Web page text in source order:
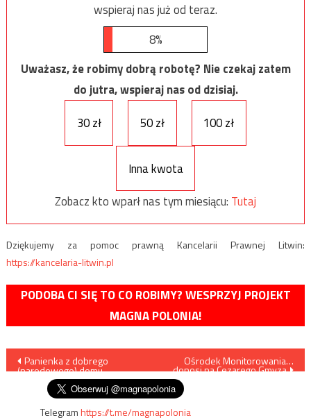
wspieraj nas już od teraz.
8%
Uważasz, że robimy dobrą robotę? Nie czekaj zatem
do jutra, wspieraj nas od dzisiaj.
30 zł
50 zł 100 zł
Inna kwota
Zobacz kto wparł nas tym miesiącu: Tutaj
Dziękujemy za pomoc prawną Kancelarii Prawnej Litwin:
https://kancelaria-litwin.pl
PODOBA CI SIĘ TO CO ROBIMY? WESPRZYJ PROJEKT
MAGNA POLONIA!
Nawigacja
wpisu
Panienka z dobrego
(narodowego) domu
Ośrodek Monitorowania…
donosi na Cezarego Gmyza
Telegramhttps://t.me/magnapolonia